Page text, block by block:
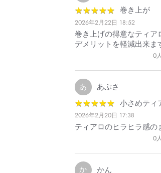
★★★★★
★★★★★ 巻き上が
2026年2月22日 18:52
巻き上げの得意なティ
デメリットを軽減出来ま
0
あ あぶさ
★★★★★
★★★★★ 小さめティ
2026年2月20日 17:38
ティアロのヒラヒラ感の
0
か かん